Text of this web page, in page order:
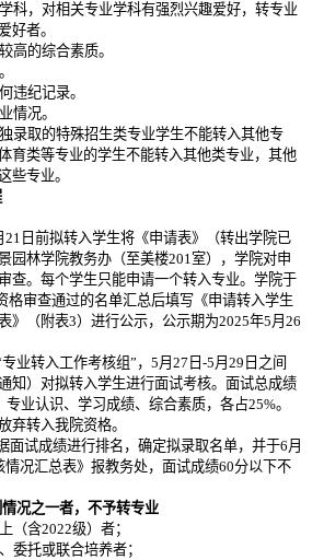
科，对相关专业学科有强烈兴趣爱好，转专业
好者。
高的综合素质。
违纪记录。
情况。
录取的特殊招生类专业学生不能转入其他专
育类等专业的学生不能转入其他类专业，其他
些专业。
21日前拟转入学生将《申请表》（转出学院已
园林学院教务办（至美楼201室），学院对申
查。每个学生只能申请一个转入专业。学院于
格审查通过的名单汇总后填写《申请转入学生
》（附表3）进行公示，公示期为2025年5月26
专业转入工作考核组”，5月27日-5月29日之间
知）对拟转入学生进行面试考核。面试总成绩
业认识、学习成绩、综合素质，各占25%。
弃转入我院资格。
面试成绩进行排名，确定拟录取名单，并于6月
况汇总表》报教务处，面试成绩60分以下不
况之一者，不予转专业
（含2022级）者；
委托或联合培养者；